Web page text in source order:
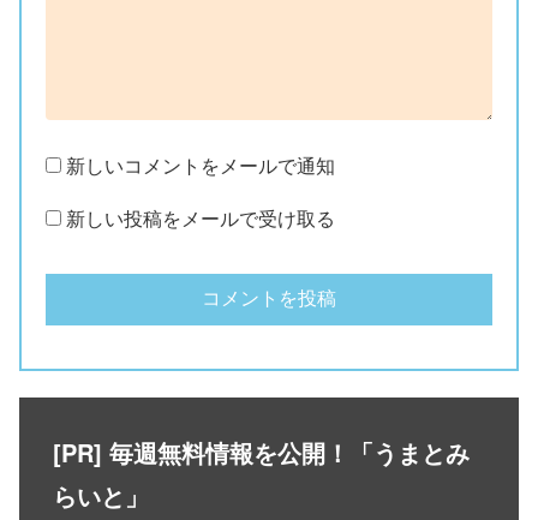
新しいコメントをメールで通知
新しい投稿をメールで受け取る
[PR] 毎週無料情報を公開！「うまとみ
らいと」